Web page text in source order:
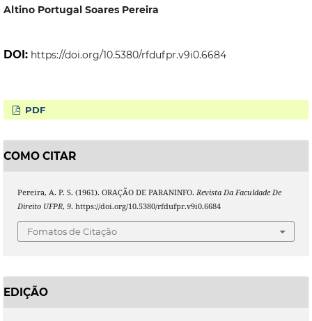
Altino Portugal Soares Pereira
DOI: https://doi.org/10.5380/rfdufpr.v9i0.6684
PDF
COMO CITAR
Pereira, A. P. S. (1961). ORAÇÃO DE PARANINFO. Revista Da Faculdade De
Direito UFPR, 9. https://doi.org/10.5380/rfdufpr.v9i0.6684
Fomatos de Citação
EDIÇÃO